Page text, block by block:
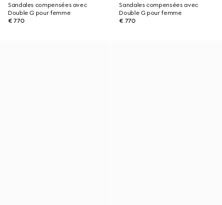
Sandales compensées avec
Double G pour femme
€ 770
Sandales compensées avec
Double G pour femme
€ 770